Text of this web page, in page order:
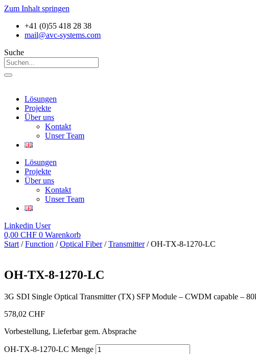
Zum Inhalt springen
+41 (0)55 418 28 38
mail@avc-systems.com
Suche
Lösungen
Projekte
Über uns
Kontakt
Unser Team
Lösungen
Projekte
Über uns
Kontakt
Unser Team
Linkedin User
0,00 CHF 0 Warenkorb
Start /Function /Optical Fiber/Transmitter/ OH-TX-8-1270-LC
OH-TX-8-1270-LC
3G SDI Single Optical Transmitter (TX) SFP Module – CWDM capable –
578,02 CHF
Vorbestellung, Lieferbar gem. Absprache
OH-TX-8-1270-LC Menge